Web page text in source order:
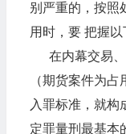
别严重的，按照
用时，要 把握以
在内幕交易、
（期货案件为
入罪标准，就构
定罪量刑最基本